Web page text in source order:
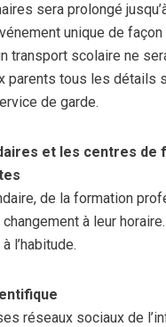
sera prolongé
unique de façon
transport scolaire ne
parents tous les détails
de garde.
et les centres
de la formation
changement à leur
l’habitude.
réseaux sociaux de